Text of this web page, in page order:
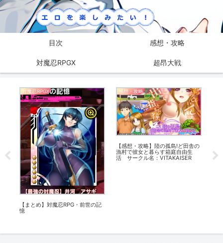
目次 感想・攻略
対魔忍RPGX 超昂大戦
対魔忍RPGX
【まとめ】対魔忍RPG・前世の記
憶
感想・攻略
【感想・攻略】陸の孤島!ど田舎の
漁村で彼女と暮らす箱庭自由生
活 サークル名：VITAKAISER
帰
禁-